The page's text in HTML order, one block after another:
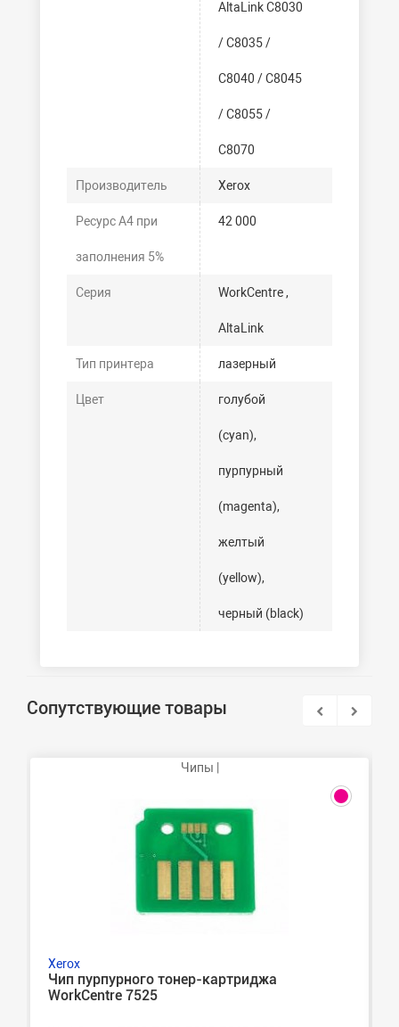
AltaLink C8030
/ C8035 /
C8040 / C8045
/ C8055 /
C8070
Производитель Xerox
Ресурс А4 при
заполнения 5%
42 000
Серия WorkCentre ,
AltaLink
Тип принтера лазерный
Цвет голубой
(cyan),
пурпурный
(magenta),
желтый
(yellow),
черный (black)
Сопутствующие товары
Чипы |
Xerox
Чип пурпурного тонер-картриджа
WorkCentre 7525